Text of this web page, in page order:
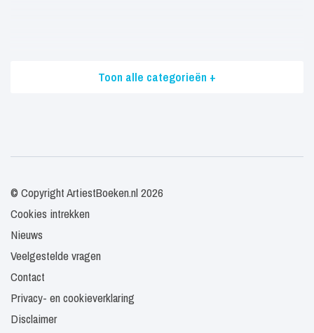
Toon alle categorieën +
© Copyright ArtiestBoeken.nl 2026
Cookies intrekken
Nieuws
Veelgestelde vragen
Contact
Privacy- en cookieverklaring
Disclaimer